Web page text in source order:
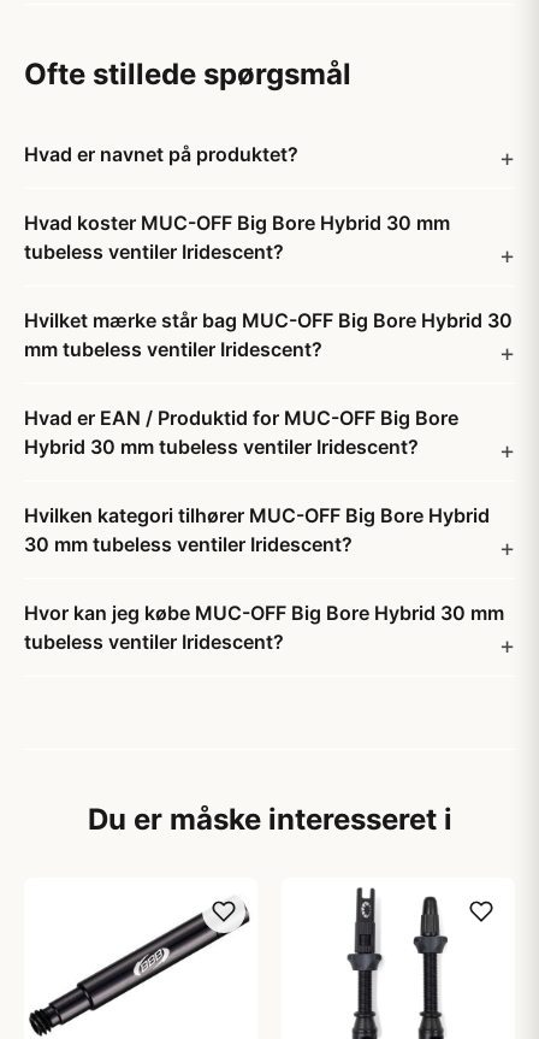
Ofte stillede spørgsmål
Hvad er navnet på produktet?
Hvad koster MUC-OFF Big Bore Hybrid 30 mm
tubeless ventiler Iridescent?
Hvilket mærke står bag MUC-OFF Big Bore Hybrid 30
mm tubeless ventiler Iridescent?
Hvad er EAN / Produktid for MUC-OFF Big Bore
Hybrid 30 mm tubeless ventiler Iridescent?
Hvilken kategori tilhører MUC-OFF Big Bore Hybrid
30 mm tubeless ventiler Iridescent?
Hvor kan jeg købe MUC-OFF Big Bore Hybrid 30 mm
tubeless ventiler Iridescent?
Du er måske interesseret i